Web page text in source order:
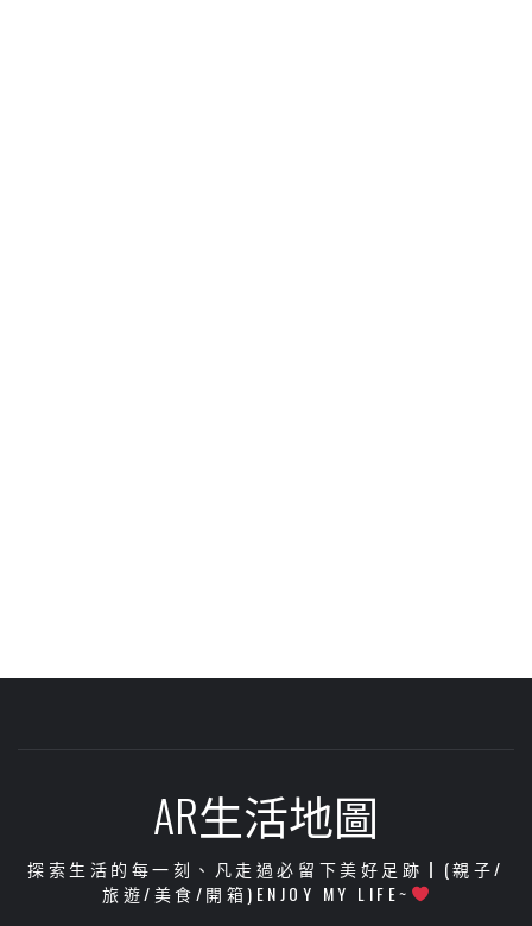
AR生活地圖
探索生活的每一刻、凡走過必留下美好足跡┃(親子/
旅遊/美食/開箱)ENJOY MY LIFE~